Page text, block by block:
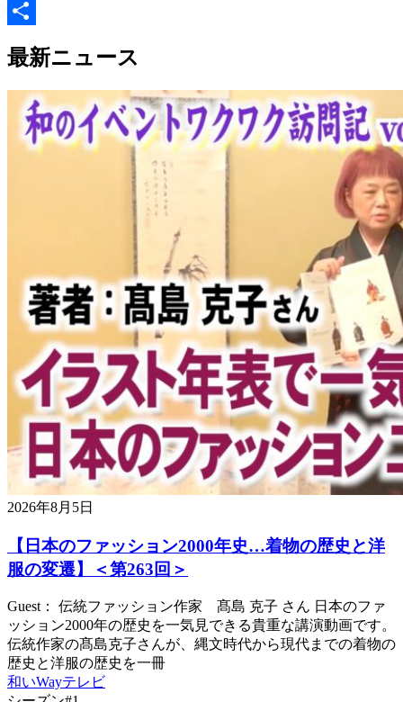
最新ニュース
2026年8月5日
【日本のファッション2000年史…着物の歴史と洋
服の変遷】＜第263回＞
Guest： 伝統ファッション作家 髙島 克子 さん 日本のファ
ッション2000年の歴史を一気見できる貴重な講演動画です。
伝統作家の髙島克子さんが、縄文時代から現代までの着物の
歴史と洋服の歴史を一冊
和いWayテレビ